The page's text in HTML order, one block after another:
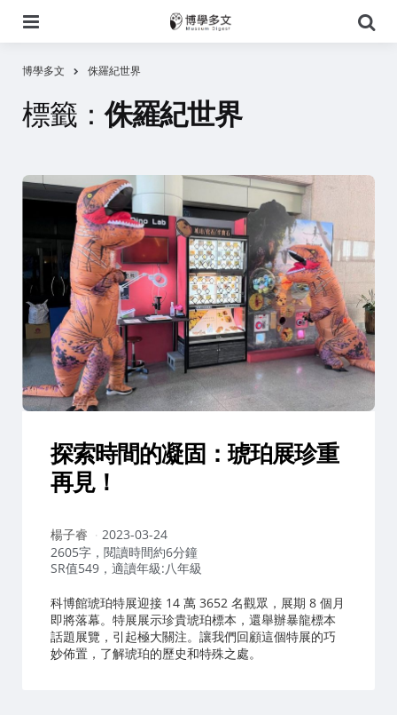
尋
博學多文 侏羅紀世界
標籤：侏羅紀世界
探索時間的凝固：琥珀展珍重
再見！
作
者：
楊子睿
2023-03-24
2605字，閱讀時間約6分鐘
SR值549，適讀年級:八年級
科博館琥珀特展迎接 14 萬 3652 名觀眾，展期 8 個月
即將落幕。特展展示珍貴琥珀標本，還舉辦暴龍標本
話題展覽，引起極大關注。讓我們回顧這個特展的巧
妙佈置，了解琥珀的歷史和特殊之處。